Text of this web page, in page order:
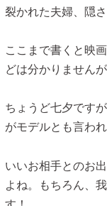
裂かれた夫婦、隠
ここまで書くと映
どは分かりません
ちょうど七夕です
がモデルとも言われ
いいお相手とのお
よね。もちろん、